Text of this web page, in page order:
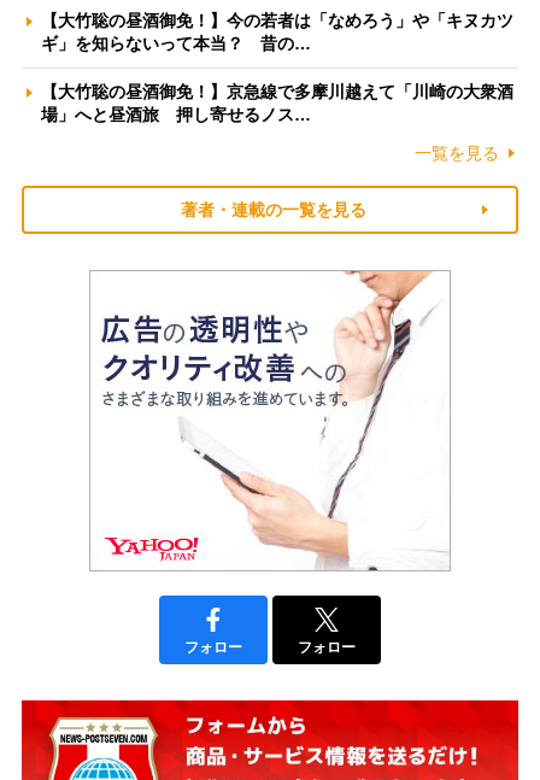
【大竹聡の昼酒御免！】今の若者は「なめろう」や「キヌカツ
ギ」を知らないって本当？ 昔の…
【大竹聡の昼酒御免！】京急線で多摩川越えて「川崎の大衆酒
場」へと昼酒旅 押し寄せるノス…
一覧を見る
著者・連載の一覧を見る
フォロー フォロー